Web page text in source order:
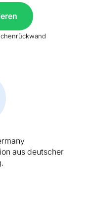
aus deutscher
Element 1
Element 2
zu Element 3